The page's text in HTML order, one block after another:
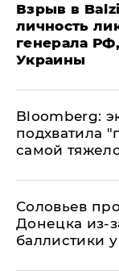
​Взрыв в
личность
генерала
Украины
Bloomberg:
подхватила
самой
Соловьев
Донецка из-
баллистики